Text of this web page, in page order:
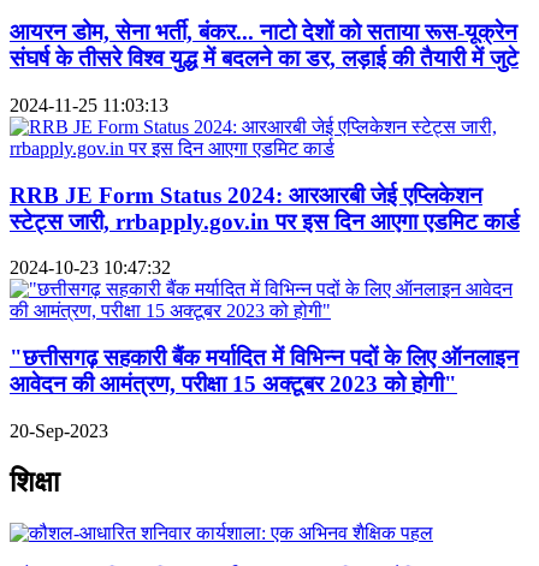
आयरन डोम, सेना भर्ती, बंकर... नाटो देशों को सताया रूस-यूक्रेन
संघर्ष के तीसरे विश्व युद्ध में बदलने का डर, लड़ाई की तैयारी में जुटे
2024-11-25 11:03:13
RRB JE Form Status 2024: आरआरबी जेई एप्लिकेशन
स्टेट्स जारी, rrbapply.gov.in पर इस दिन आएगा एडमिट कार्ड
2024-10-23 10:47:32
"छत्तीसगढ़ सहकारी बैंक मर्यादित में विभिन्न पदों के लिए ऑनलाइन
आवेदन की आमंत्रण, परीक्षा 15 अक्टूबर 2023 को होगी"
20-Sep-2023
शिक्षा